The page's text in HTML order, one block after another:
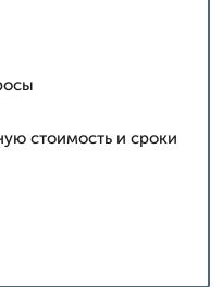
стоимость и сроки